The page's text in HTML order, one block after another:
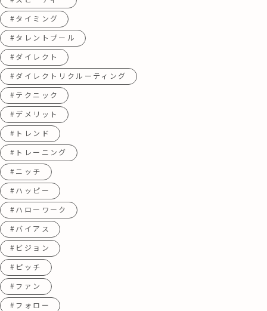
#タイミング
#タレントプール
#ダイレクト
#ダイレクトリクルーティング
#テクニック
#デメリット
#トレンド
#トレーニング
#ニッチ
#ハッピー
#ハローワーク
#バイアス
#ビジョン
#ピッチ
#ファン
#フォロー